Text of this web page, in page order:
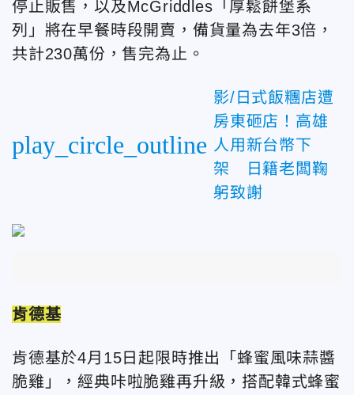
停止販售，以及McGriddles「厚鬆餅堡系
列」將在早餐時段開賣，備貨量為去年3倍，
共計230萬份，售完為止。
play_circle_outline
影/日式飯糰店遭
房東砸店！高雄
人用新台幣下
架 日籍老闆鞠
躬致謝
肯德基
肯德基於4月15日起限時推出「蜂蜜風味蒜醬
脆雞」，經典咔啦脆雞再升級，搭配韓式蜂蜜